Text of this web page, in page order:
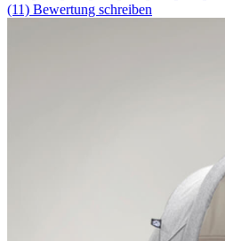
(11) Bewertung schreiben